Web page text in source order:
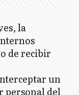
la
de recibir
un
personal del